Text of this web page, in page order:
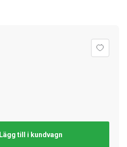
Lägg till i kundvagn